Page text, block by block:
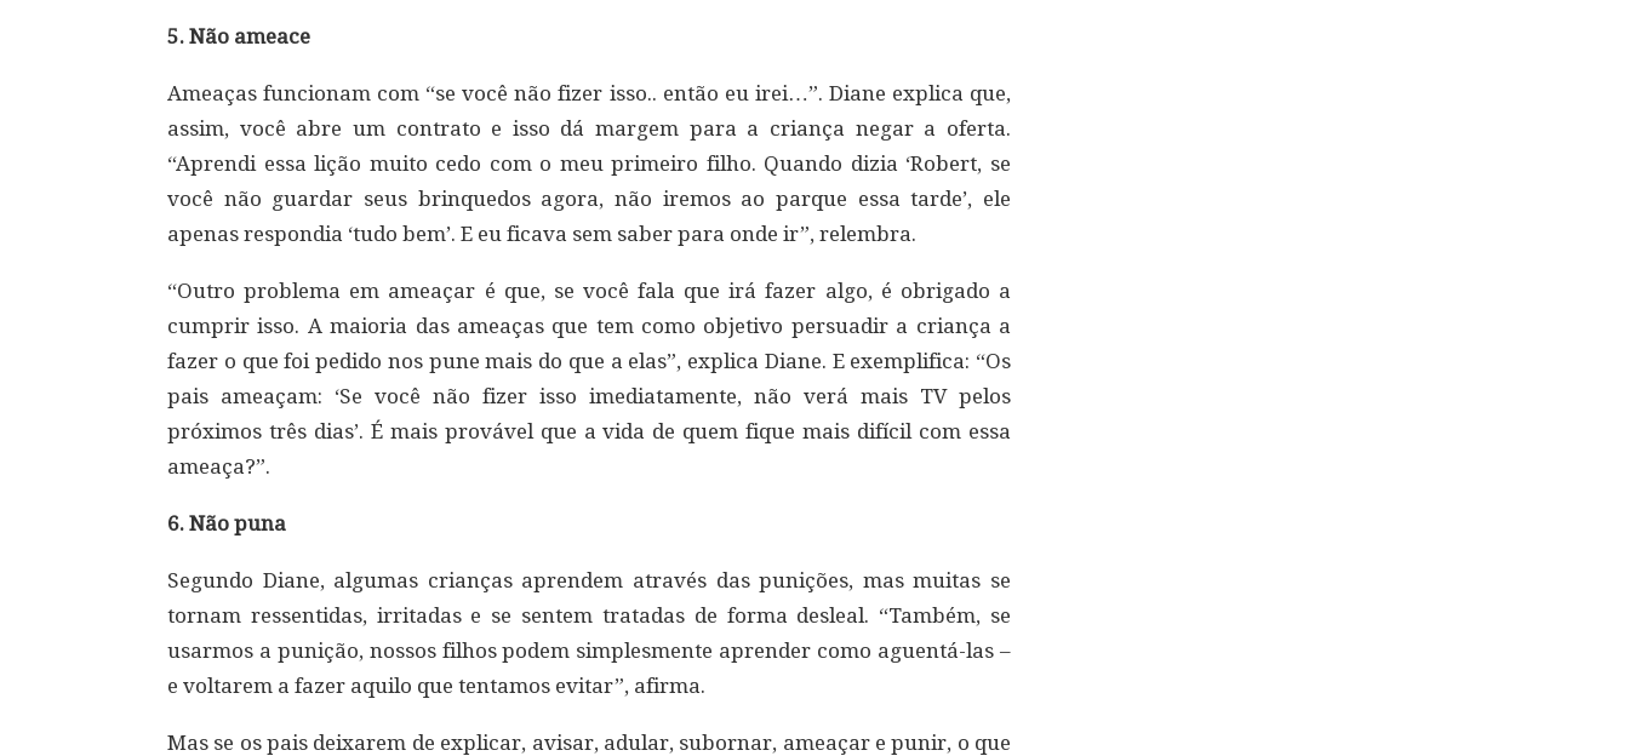
5. Não ameace
Ameaças funcionam com “se você não fizer isso.. então eu irei…”. Diane explica que,
assim, você abre um contrato e isso dá margem para a criança negar a oferta.
“Aprendi essa lição muito cedo com o meu primeiro filho. Quando dizia ‘Robert, se
você não guardar seus brinquedos agora, não iremos ao parque essa tarde’, ele
apenas respondia ‘tudo bem’. E eu ficava sem saber para onde ir”, relembra.
“Outro problema em ameaçar é que, se você fala que irá fazer algo, é obrigado a
cumprir isso. A maioria das ameaças que tem como objetivo persuadir a criança a
fazer o que foi pedido nos pune mais do que a elas”, explica Diane. E exemplifica: “Os
pais ameaçam: ‘Se você não fizer isso imediatamente, não verá mais TV pelos
próximos três dias’. É mais provável que a vida de quem fique mais difícil com essa
ameaça?”.
6. Não puna
Segundo Diane, algumas crianças aprendem através das punições, mas muitas se
tornam ressentidas, irritadas e se sentem tratadas de forma desleal. “Também, se
usarmos a punição, nossos filhos podem simplesmente aprender como aguentá-las –
e voltarem a fazer aquilo que tentamos evitar”, afirma.
Mas se os pais deixarem de explicar, avisar, adular, subornar, ameaçar e punir, o que